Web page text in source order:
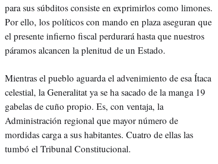
para sus súbditos consiste en exprimirlos como limones.
Por ello, los políticos con mando en plaza aseguran que
el presente infierno fiscal perdurará hasta que nuestros
páramos alcancen la plenitud de un Estado.
Mientras el pueblo aguarda el advenimiento de esa Ítaca
celestial, la Generalitat ya se ha sacado de la manga 19
gabelas de cuño propio. Es, con ventaja, la
Administración regional que mayor número de
mordidas carga a sus habitantes. Cuatro de ellas las
tumbó el Tribunal Constitucional.